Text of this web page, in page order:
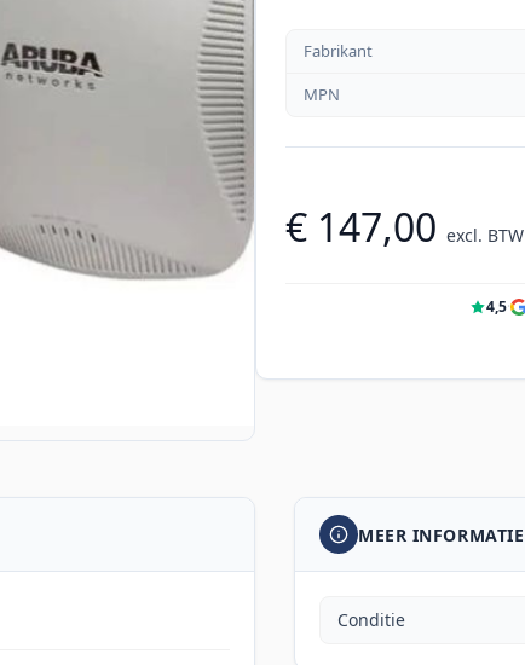
Fabrikant
MPN
€ 147,00 excl. BTW
4,5·
MEER INFORMATIE
Conditie